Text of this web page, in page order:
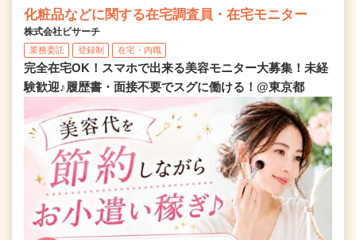
化粧品などに関する在宅調査員・在宅モニター
株式会社ビサーチ
業務委託 登録制 在宅・内職
完全在宅OK！スマホで出来る美容モニター大募集！未経
験歓迎♪履歴書・面接不要でスグに働ける！@東京都